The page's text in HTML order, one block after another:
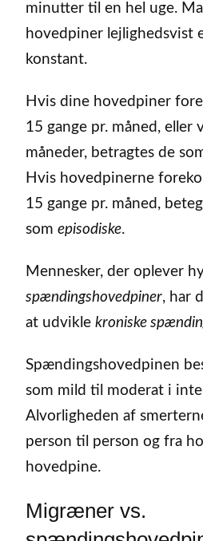
minutter til en hel uge.
hovedpiner lejlighedsvist
konstant.
Hvis dine hovedpiner
15 gange pr. måned, eller
måneder, betragtes de
Hvis hovedpinerne
15 gange pr. måned,
som episodiske.
Mennesker, der oplever
spændingshovedpiner, har
at udvikle kroniske
Spændingshovedpinen
som mild til moderat i
Alvorligheden af
person til person og fra
hovedpine.
Migræner vs.